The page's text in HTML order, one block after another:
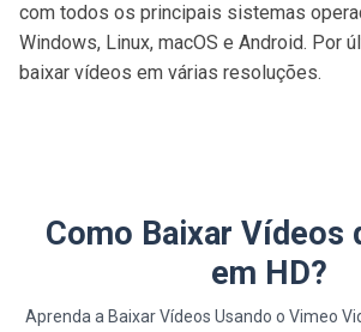
com todos os principais sistemas
Windows, Linux, macOS e Android. Por
baixar vídeos em várias resoluções.
Como Baixar Vídeos
em HD?
Aprenda a Baixar Vídeos Usando o Vimeo